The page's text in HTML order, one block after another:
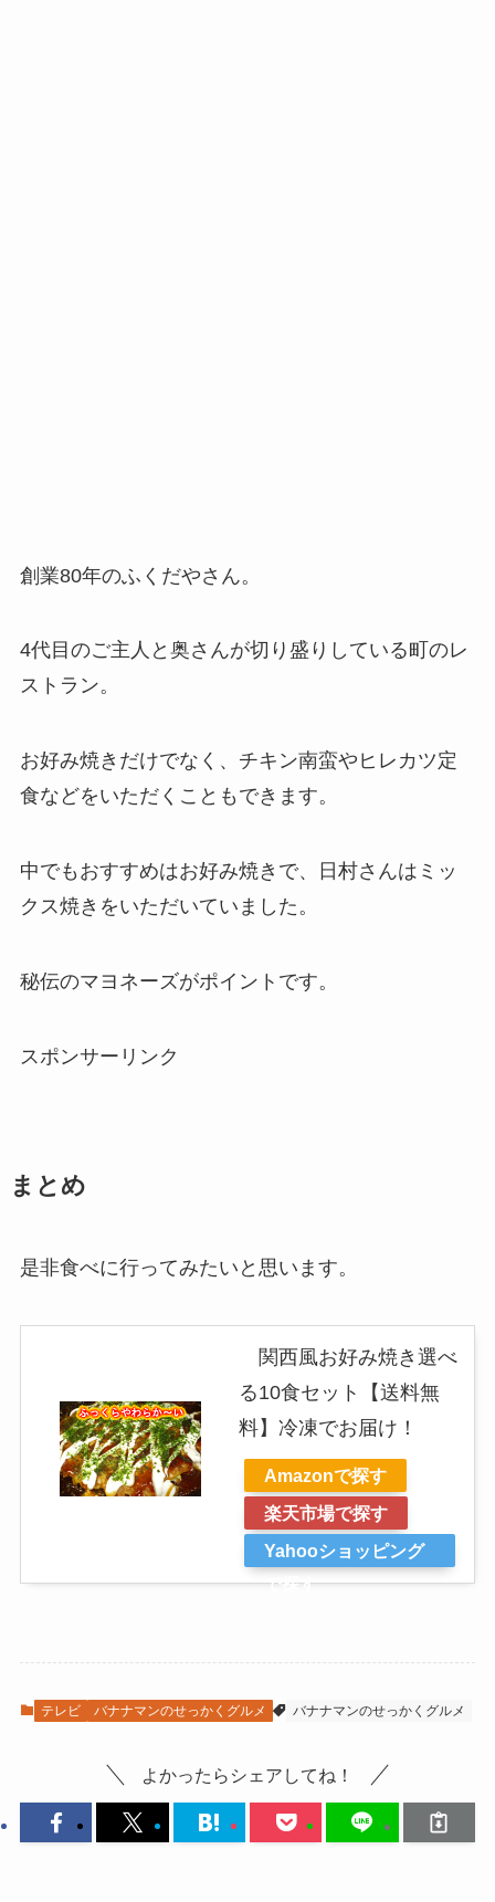
創業80年のふくだやさん。
4代目のご主人と奥さんが切り盛りしている町のレ
ストラン。
お好み焼きだけでなく、チキン南蛮やヒレカツ定
食などをいただくこともできます。
中でもおすすめはお好み焼きで、日村さんはミッ
クス焼きをいただいていました。
秘伝のマヨネーズがポイントです。
スポンサーリンク
まとめ
是非食べに行ってみたいと思います。
関西風お好み焼き選べ
る10食セット【送料無
料】冷凍でお届け！
Amazonで探す
楽天市場で探す
Yahooショッピング
で探す
テレビ バナナマンのせっかくグルメ バナナマンのせっかくグルメ
よかったらシェアしてね！